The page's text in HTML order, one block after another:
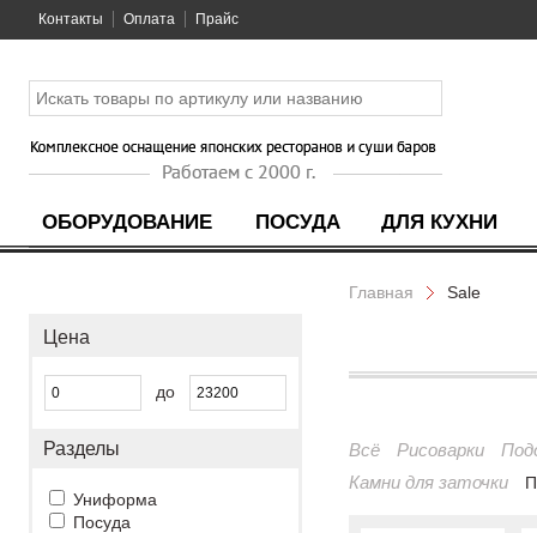
Контакты Оплата Прайс
ОБОРУДОВАНИЕ ПОСУДА ДЛЯ КУХНИ
Цена
до
Разделы
Униформа
Посуда
Главная Sale
Всё Рисоварки
Камни для заточки